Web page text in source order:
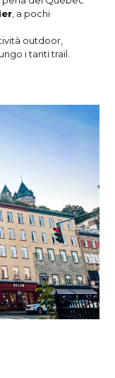
, a pochi
outdoor,
i tanti trail.